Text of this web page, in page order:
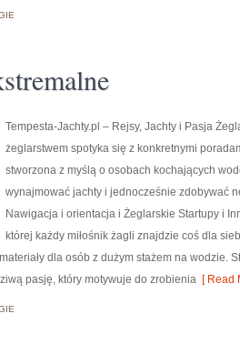
Tempesta-Jachty.pl – Rejsy, Jachty i Pasja
żeglarstwem spotyka się z konkretnymi
stworzona z myślą o osobach kochających
wynajmować jachty i jednocześnie zdobywać
Nawigacja i orientacja i Żeglarskie Startupy i
której każdy miłośnik żagli znajdzie coś dla
dla osób z dużym stażem na wodzie.
pasję, który motywuje do zrobienia [ Read